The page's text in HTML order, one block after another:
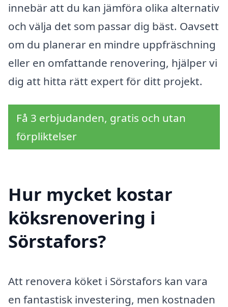
innebär att du kan jämföra olika alternativ
och välja det som passar dig bäst. Oavsett
om du planerar en mindre uppfräschning
eller en omfattande renovering, hjälper vi
dig att hitta rätt expert för ditt projekt.
Få 3 erbjudanden, gratis och utan
förpliktelser
Hur mycket kostar
köksrenovering i
Sörstafors?
Att renovera köket i Sörstafors kan vara
en fantastisk investering, men kostnaden